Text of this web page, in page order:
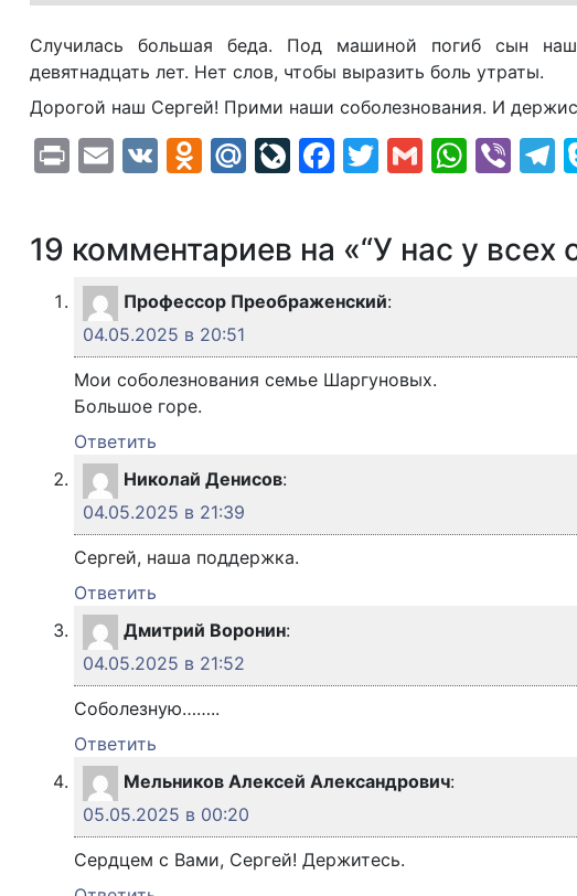
Случилась большая беда. Под машиной погиб сын
девятнадцать лет. Нет слов, чтобы выразить боль утраты.
Дорогой наш Сергей! Прими наши соболезнования. И
PrintEmail
VK Odnoklassniki
Mail.Ru
LiveJournal
Facebook
Twitter
Gmail
19 комментариев на «“У нас у всех
Профессор Преображенский:
04.05.2025 в 20:51
Мои соболезнования семье Шаргуновых.
Большое горе.
Ответить
Николай Денисов:
04.05.2025 в 21:39
Сергей, наша поддержка.
Ответить
Дмитрий Воронин:
04.05.2025 в 21:52
Соболезную……..
Ответить
Мельников Алексей Александрович:
05.05.2025 в 00:20
Сердцем с Вами, Сергей! Держитесь.